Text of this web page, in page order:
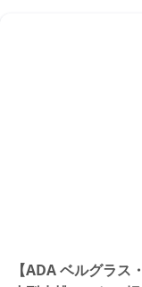
【ADA ベルグラス